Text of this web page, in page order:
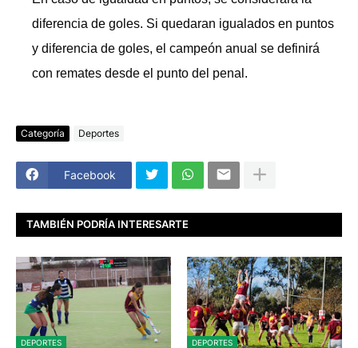
diferencia de goles. Si quedaran igualados en puntos
y diferencia de goles, el campeón anual se definirá
con remates desde el punto del penal.
Categoría Deportes
Facebook
TAMBIÉN PODRÍA INTERESARTE
DEPORTES DEPORTES